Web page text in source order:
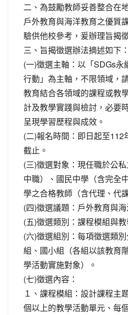
二、為鼓勵教師妥善整合在
戶外教育與海洋教育之優質
驗供他校參考，爰辦理旨揭
三、旨揭徵選辦法摘述如下：
(一)徵選主軸：以「SDGs永
行動」為主軸，不限領域，
教育結合各領域的課程或教
計及教學實踐與檢討，必要
呈現學習歷程與成效。
(二)報名時間：即日起至112
截止。
(三)徵選對象：現任職於公
中職）、國民中學（含完全
學之合格教師（含代理、代
(四)徵選議題：戶外教育與
(五)徵選類別：課程模組與
(六)徵選組別：每項徵選類
組、國小組（各組以該教育
學活動實施對象）。
(七)徵選內容：
１、課程模組：設計課程主
個以上的教學活動單元、每